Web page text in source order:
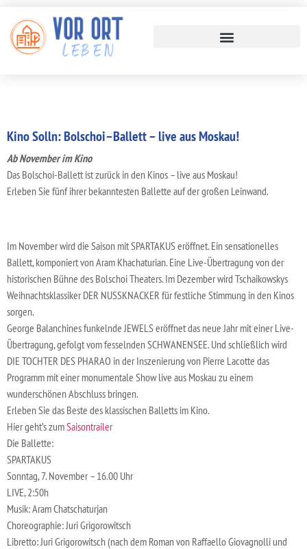
Kino Solln: Bolschoi–Ballett – live aus Moskau!
Ab November im Kino
Das Bolschoi-Ballett ist zurück in den Kinos – live aus Moskau!
Erleben Sie fünf ihrer bekanntesten Ballette auf der großen Leinwand.
Im November wird die Saison mit SPARTAKUS eröffnet. Ein sensationelles
Ballett, komponiert von Aram Khachaturian. Eine Live-Übertragung von der
historischen Bühne des Bolschoi Theaters. Im Dezember wird Tschaikowskys
Weihnachtsklassiker DER NUSSKNACKER für festliche Stimmung in den Kinos
sorgen.
George Balanchines funkelnde JEWELS eröffnet das neue Jahr mit einer Live-
Übertragung, gefolgt vom fesselnden SCHWANENSEE. Und schließlich wird
DIE TOCHTER DES PHARAO in der Inszenierung von Pierre Lacotte das
Programm mit einer monumentale Show live aus Moskau zu einem
wunderschönen Abschluss bringen.
Erleben Sie das Beste des klassischen Balletts im Kino.
Hier geht’s zumSaisontrailer
Die Ballette:
SPARTAKUS
Sonntag, 7. November – 16.00 Uhr
LIVE, 2:50h
Musik: Aram Chatschaturjan
Choreographie: Juri Grigorowitsch
Libretto: Juri Grigorowitsch (nach dem Roman von Raffaello Giovagnolli und